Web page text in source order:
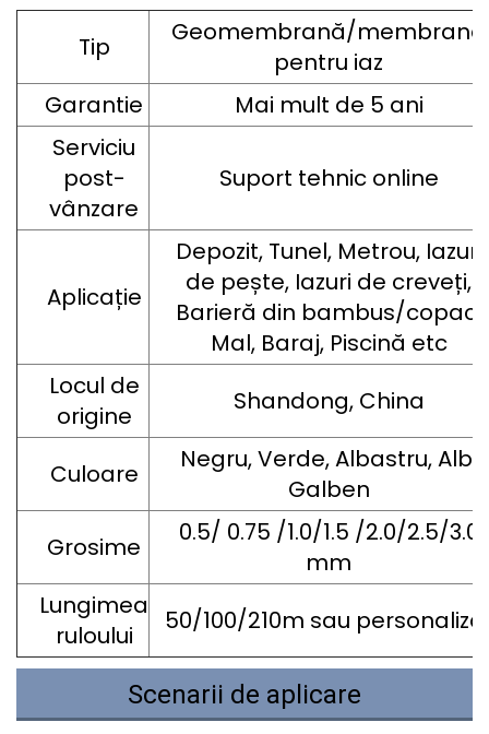
Tip
Geomembrană/membrană
pentru iaz
Garantie
Mai mult de 5 ani
Serviciu
post-
vânzare
Suport tehnic online
Aplicație
Depozit, Tunel, Metrou, Iazuri
de pește, Iazuri de creveți,
Barieră din bambus/copac,
Mal, Baraj, Piscină etc
Locul de
origine
Shandong, China
Culoare
Negru, Verde, Albastru, Alb,
Galben
Grosime
0.5/ 0.75 /1.0/1.5 /2.0/2.5/3.0
mm
Lungimea
ruloului
50/100/210m sau
Scenarii de aplicare